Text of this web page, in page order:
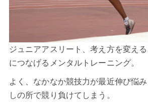
ジュニアアスリート、考え方を変え
につなげるメンタルトレーニング。
よく、なかなか競技力が最近伸び悩
しの所で競り負けてしまう。